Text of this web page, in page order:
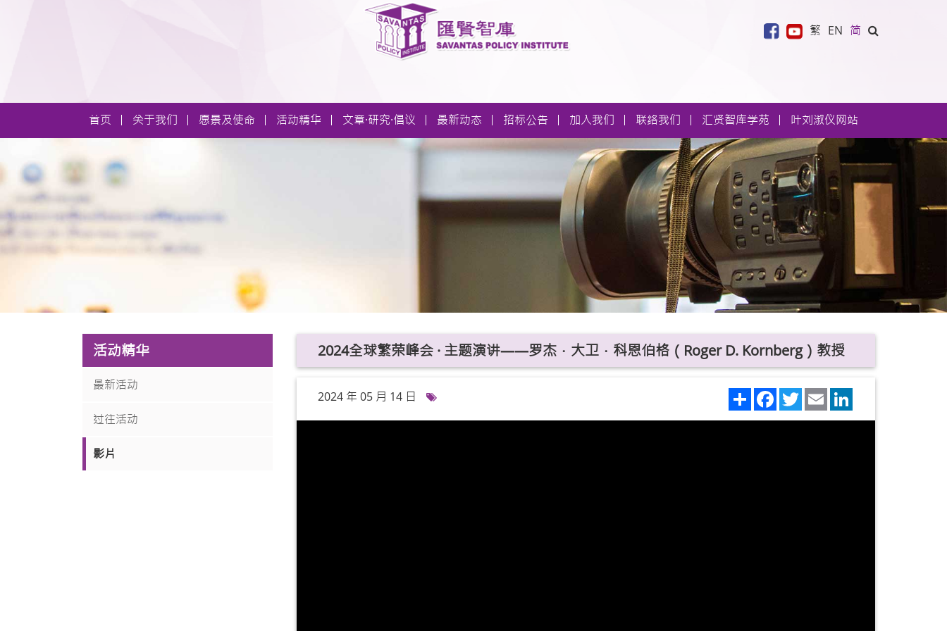
繁 EN 简
首页 关于我们 愿景及使命 活动精华 文章·研究·倡议 最新动态 招标公告 加入我们 联络我们 汇贤智库学苑 叶刘淑仪网站
活动精华
最新活动
过往活动
影片
2024全球繁荣峰会 · 主题演讲——罗杰．大卫．科恩伯格（Roger D. Kornberg）教授
2024 年 05 月 14 日 Share FacebookTwitterEmail